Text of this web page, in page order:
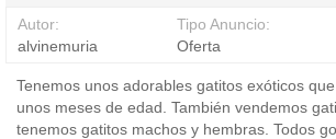
Autor:
alvinemuria
Tipo Anuncio:
Oferta
Tenemos unos adorables gatitos exóticos
unos meses de edad. También vendemos
tenemos gatitos machos y hembras. Todos